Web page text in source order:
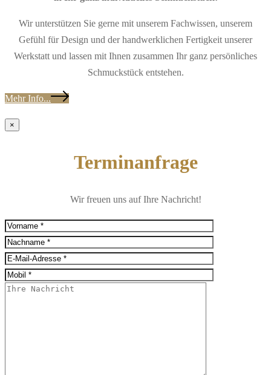
Wir unterstützen Sie gerne mit unserem Fachwissen, unserem
Gefühl für Design und der handwerklichen Fertigkeit unserer
Werkstatt und lassen mit Ihnen zusammen Ihr ganz persönliches
Schmuckstück entstehen.
Mehr Info...
×
Terminanfrage
Wir freuen uns auf Ihre Nachricht!